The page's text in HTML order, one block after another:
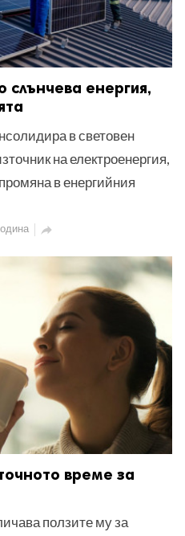
слънчева енергия,
в световен
на електроенергия,
в енергийния

време за
ползите му за